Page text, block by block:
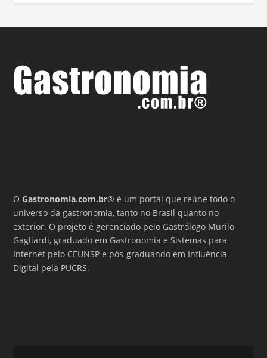
OGastronomia.com.br® é um portal que reúne todo o
universo da gastronomia, tanto no Brasil quanto no
exterior. O projeto é gerenciado pelo Gastrólogo Murilo
Gagliardi, graduado em Gastronomia e Sistemas para
Internet pelo CEUNSP e pós-graduando em Influência
Digital pela PUCRS.